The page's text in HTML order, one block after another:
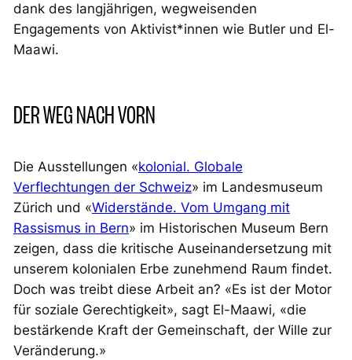
dank des langjährigen, wegweisenden
Engagements von Aktivist*innen wie Butler und El-
Maawi.
DER WEG NACH VORN
Die Ausstellungen «kolonial. Globale
Verflechtungen der Schweiz» im Landesmuseum
Zürich und «Widerstände. Vom Umgang mit
Rassismus in Bern» im Historischen Museum Bern
zeigen, dass die kritische Auseinandersetzung mit
unserem kolonialen Erbe zunehmend Raum findet.
Doch was treibt diese Arbeit an? «Es ist der Motor
für soziale Gerechtigkeit», sagt El-Maawi, «die
bestärkende Kraft der Gemeinschaft, der Wille zur
Veränderung.»